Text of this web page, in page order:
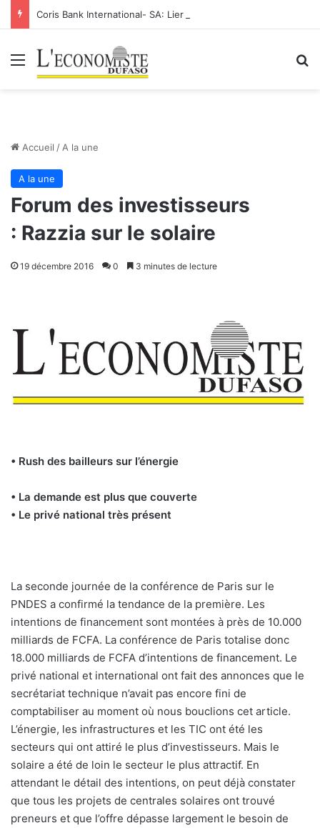
Menu
Accueil / A la une
A la une
Forum des investisseurs
: Razzia sur le solaire
19 décembre 2016 0 3 minutes de lecture
• Rush des bailleurs sur l’énergie
• La demande est plus que couverte
• Le privé national très présent
La seconde journée de la conférence de Paris sur le
PNDES a confirmé la tendance de la première. Les
intentions de financement sont montées à près de 10.000
milliards de FCFA. La conférence de Paris totalise donc
18.000 milliards de FCFA d’intentions de financement. Le
privé national et international ont fait des annonces que le
secrétariat technique n’avait pas encore fini de
comptabiliser au moment où nous bouclions cet article.
L’énergie, les infrastructures et les TIC ont été les
secteurs qui ont attiré le plus d’investisseurs. Mais le
solaire a été de loin le secteur le plus attractif. En
attendant le détail des intentions, on peut déjà constater
que tous les projets de centrales solaires ont trouvé
preneurs et que l’offre dépasse largement le besoin de